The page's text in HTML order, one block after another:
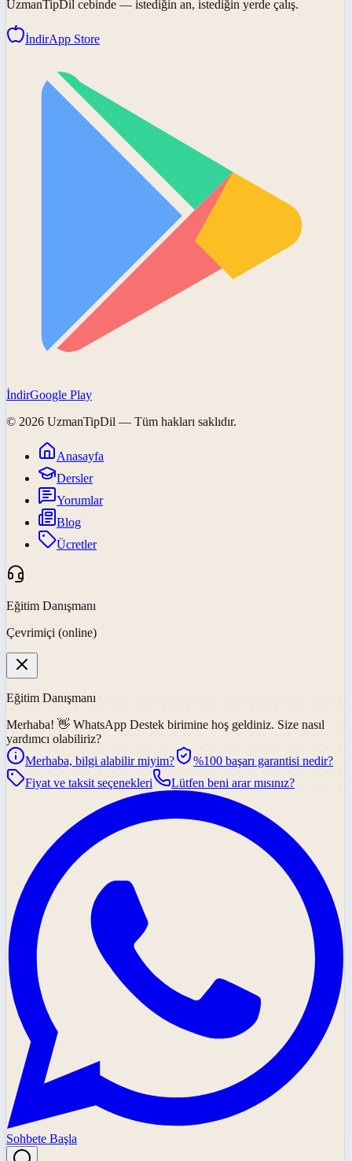
UzmanTipDil cebinde — istediğin an, istediğin yerde çalış.
İndirApp Store
İndirGoogle Play
© 2026 UzmanTipDil — Tüm hakları saklıdır.
Anasayfa
Dersler
Yorumlar
Blog
Ücretler
Eğitim Danışmanı
Çevrimiçi (online)
Eğitim Danışmanı
Merhaba! 👋 WhatsApp Destek birimine hoş geldiniz. Size nasıl
yardımcı olabiliriz?
Merhaba, bilgi alabilir miyim?
%100 başarı garantisi nedir?
Fiyat ve taksit seçenekleri
Lütfen beni arar mısınız?
Sohbete Başla